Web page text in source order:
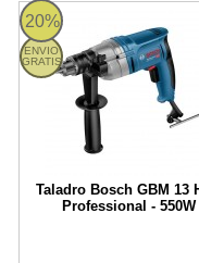
20%
ENVIO
GRATIS
Taladro Bosch GBM 13
Professional - 550W
Taladro Bosch GBM 13